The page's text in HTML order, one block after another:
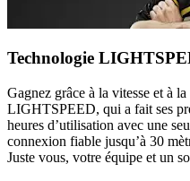
Technologie
Gagnez grâce à la vitesse et à
LIGHTSPEED, qui a fait ses
heures d’utilisation avec une
connexion fiable jusqu’à 30
Juste vous, votre équipe et un